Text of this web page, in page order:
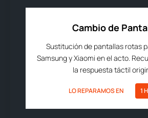
Cambio de
Sustitución de pantallas rotas
Samsung y Xiaomi en el acto.
la respuesta táctil
LO REPARAMOS EN 1